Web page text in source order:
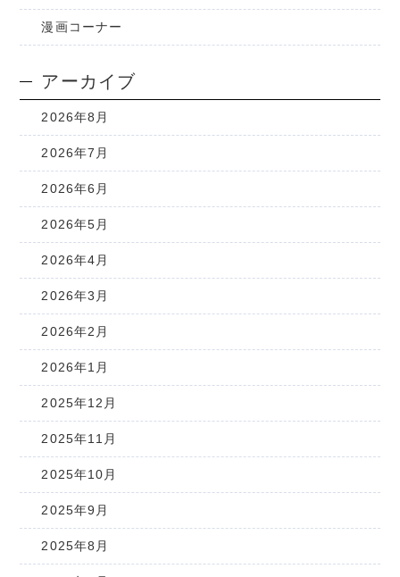
漫画コーナー
アーカイブ
2026年8月
2026年7月
2026年6月
2026年5月
2026年4月
2026年3月
2026年2月
2026年1月
2025年12月
2025年11月
2025年10月
2025年9月
2025年8月